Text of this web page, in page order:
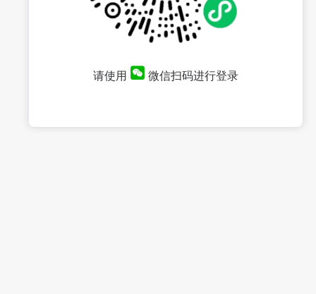
请使用 微信扫码进行登录